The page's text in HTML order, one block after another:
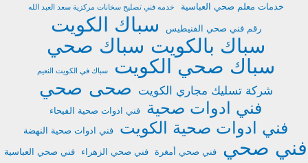
خدمات معلم صحي العباسية
خدمه فني تصليح سخانات مركزية سعد العبد الله
رقم فني صحي الفنيطيس
سباك الكويت
سباك بالكويت سباك صحي
سباك صحي الكويت
سباك في الكويت النعيم
شركة تسليك مجاري الكويت صحى صحي
فني ادوات صحية فني ادوات صحية الفيحاء
فني ادوات صحية الكويت فني ادوات صحية النهضة
فني صحي فني صحي أمغرة فني صحي الزهراء
فني صحي العباسية